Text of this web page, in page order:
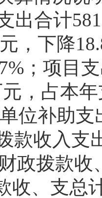
出合计
，下降
；项目
元，占本
位补助
款收入支
政拨款收
收、支总